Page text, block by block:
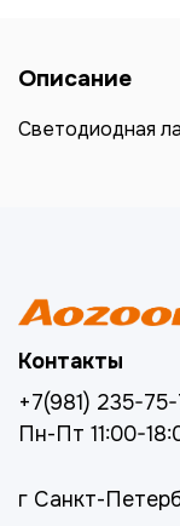
Описание
Светодиодная
Контакты
+7(981) 235-
Пн-Пт 11:00-
г Санкт-